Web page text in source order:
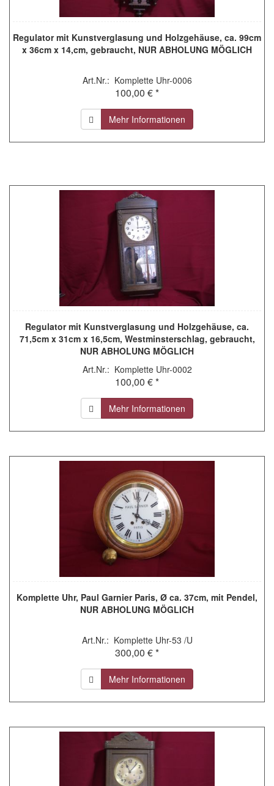
Regulator mit Kunstverglasung und Holzgehäuse, ca. 99cm
x 36cm x 14,cm, gebraucht, NUR ABHOLUNG MÖGLICH
Art.Nr.: Komplette Uhr-0006
100,00 € *
Mehr Informationen
Regulator mit Kunstverglasung und Holzgehäuse, ca.
71,5cm x 31cm x 16,5cm, Westminsterschlag, gebraucht,
NUR ABHOLUNG MÖGLICH
Art.Nr.: Komplette Uhr-0002
100,00 € *
Mehr Informationen
Komplette Uhr, Paul Garnier Paris, Ø ca. 37cm, mit Pendel,
NUR ABHOLUNG MÖGLICH
Art.Nr.: Komplette Uhr-53 /U
300,00 € *
Mehr Informationen